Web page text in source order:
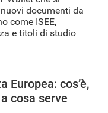
documenti da
come ISEE,
e titoli di studio
Europea: cos’è,
cosa serve